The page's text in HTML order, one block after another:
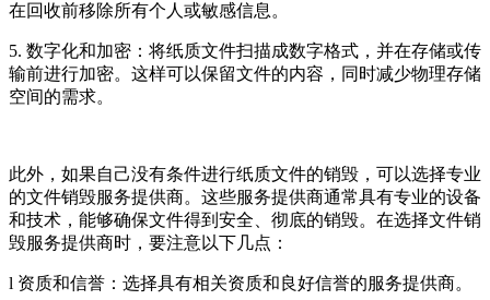
在回收前移除所有个人或敏感信息。
5. 数字化和加密：将纸质文件扫描成数字格式，并在存储或传
输前进行加密。这样可以保留文件的内容，同时减少物理存储
空间的需求。
此外，如果自己没有条件进行纸质文件的销毁，可以选择专业
的文件销毁服务提供商。这些服务提供商通常具有专业的设备
和技术，能够确保文件得到安全、彻底的销毁。在选择文件销
毁服务提供商时，要注意以下几点：
l 资质和信誉：选择具有相关资质和良好信誉的服务提供商。